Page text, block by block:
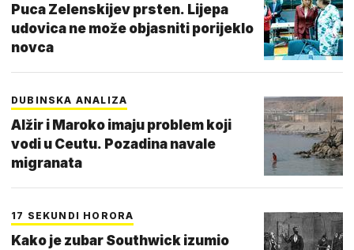
Puca Zelenskijev prsten. Lijepa
udovica ne može objasniti porijeklo
novca
DUBINSKA ANALIZA
Alžir i Maroko imaju problem koji
vodi u Ceutu. Pozadina navale
migranata
17 SEKUNDI HORORA
Kako je zubar Southwick izumio